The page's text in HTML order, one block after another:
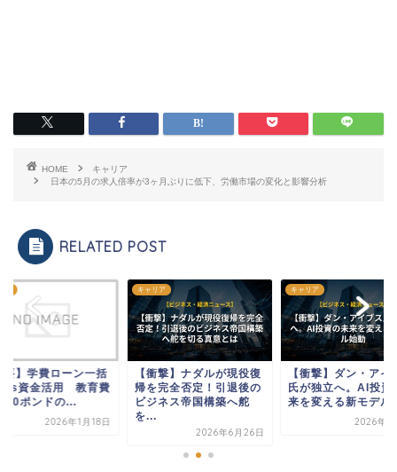
HOME
キャリア
日本の5月の求人倍率が3ヶ月ぶりに低下、労働市場の変化と影響分析
RELATED POST
要】学費ローン一括
vs資金活用 教育費
ポンドの...
2026年1月18日
キャリア
【衝撃】ナダルが現役復
帰を完全否定！引退後の
ビジネス帝国構築へ舵
を...
2026年6月26日
キャリア
【衝撃】ダン・アイ
氏が独立へ。AI投資
来を変える新モデル
2026年7